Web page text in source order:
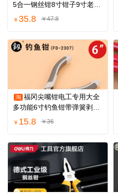
5合一钢丝钳8寸钳子9寸老虎
钳电工尖头钳
￥ 35.8 ￥47.8
淘 福冈尖嘴钳电工专用大全
多功能6寸钓鱼钳带弹簧剥线
加长尖头耐用
￥ 15.8 ￥36